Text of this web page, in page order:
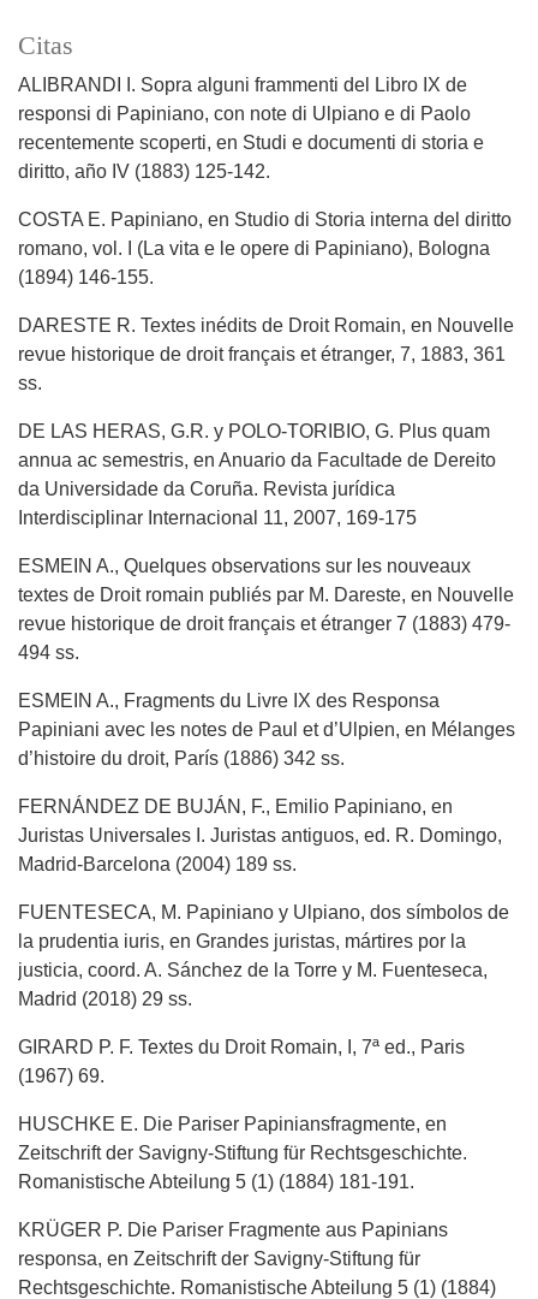
Citas
ALIBRANDI I. Sopra alguni frammenti del Libro IX de
responsi di Papiniano, con note di Ulpiano e di Paolo
recentemente scoperti, en Studi e documenti di storia e
diritto, año IV (1883) 125-142.
COSTA E. Papiniano, en Studio di Storia interna del diritto
romano, vol. I (La vita e le opere di Papiniano), Bologna
(1894) 146-155.
DARESTE R. Textes inédits de Droit Romain, en Nouvelle
revue historique de droit français et étranger, 7, 1883, 361
ss.
DE LAS HERAS, G.R. y POLO-TORIBIO, G. Plus quam
annua ac semestris, en Anuario da Facultade de Dereito
da Universidade da Coruña. Revista jurídica
Interdisciplinar Internacional 11, 2007, 169-175
ESMEIN A., Quelques observations sur les nouveaux
textes de Droit romain publiés par M. Dareste, en Nouvelle
revue historique de droit français et étranger 7 (1883) 479-
494 ss.
ESMEIN A., Fragments du Livre IX des Responsa
Papiniani avec les notes de Paul et d’Ulpien, en Mélanges
d’histoire du droit, París (1886) 342 ss.
FERNÁNDEZ DE BUJÁN, F., Emilio Papiniano, en
Juristas Universales I. Juristas antiguos, ed. R. Domingo,
Madrid-Barcelona (2004) 189 ss.
FUENTESECA, M. Papiniano y Ulpiano, dos símbolos de
la prudentia iuris, en Grandes juristas, mártires por la
justicia, coord. A. Sánchez de la Torre y M. Fuenteseca,
Madrid (2018) 29 ss.
GIRARD P. F. Textes du Droit Romain, I, 7ª ed., Paris
(1967) 69.
HUSCHKE E. Die Pariser Papiniansfragmente, en
Zeitschrift der Savigny-Stiftung für Rechtsgeschichte.
Romanistische Abteilung 5 (1) (1884) 181-191.
KRÜGER P. Die Pariser Fragmente aus Papinians
responsa, en Zeitschrift der Savigny-Stiftung für
Rechtsgeschichte. Romanistische Abteilung 5 (1) (1884)